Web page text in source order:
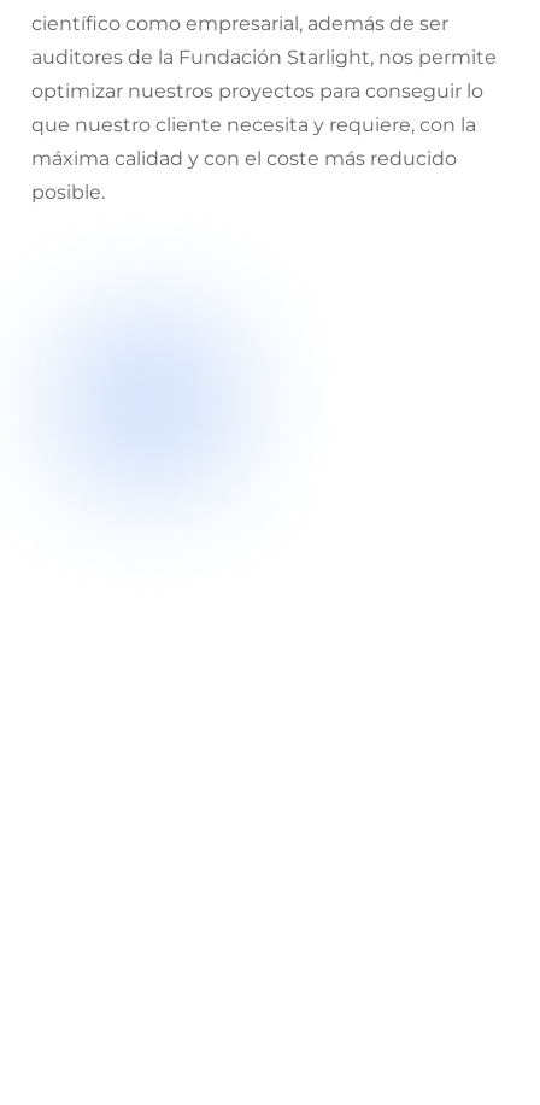
científico como empresarial, además de ser
auditores de la Fundación Starlight, nos permite
optimizar nuestros proyectos para conseguir lo
que nuestro cliente necesita y requiere, con la
máxima calidad y con el coste más reducido
posible.